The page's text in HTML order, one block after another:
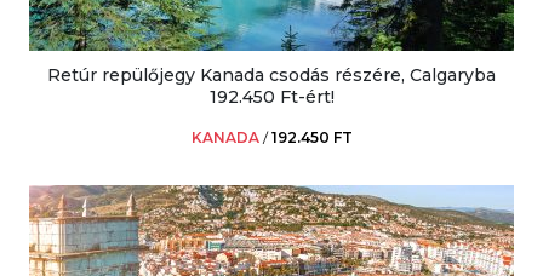
Retúr repülőjegy Kanada csodás részére, Calgaryba
192.450 Ft-ért!
KANADA /192.450 FT